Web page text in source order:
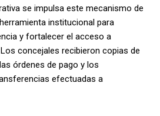
se impulsa este mecanismo de
institucional para
y fortalecer el acceso a
concejales recibieron copias de
órdenes de pago y los
efectuadas a